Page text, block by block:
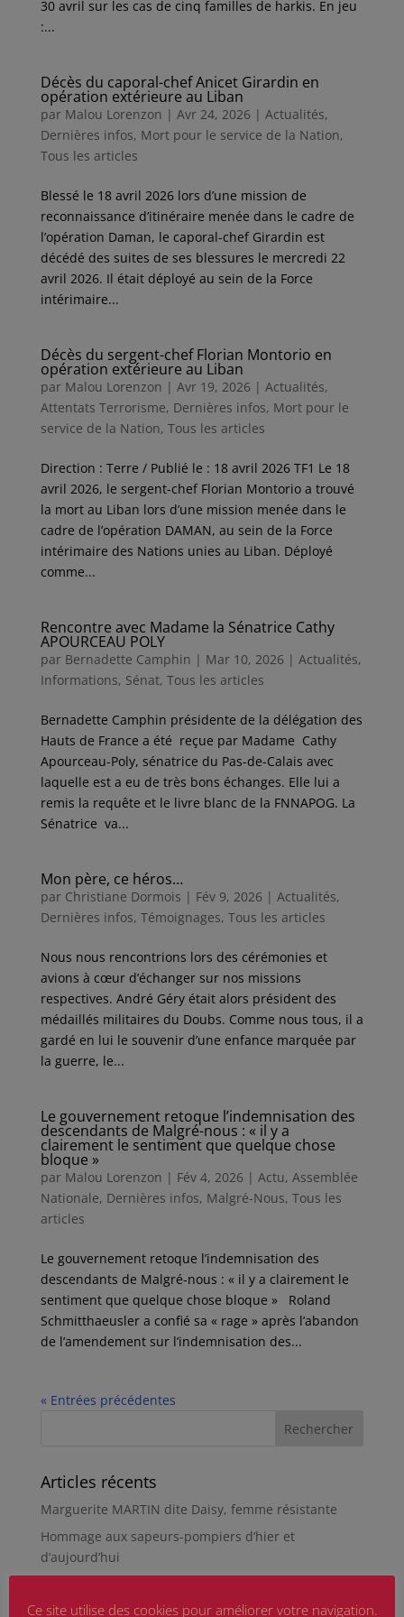
30 avril sur les cas de cinq familles de harkis. En jeu
:...
Décès du caporal-chef Anicet Girardin en
opération extérieure au Liban
par Malou Lorenzon | Avr 24, 2026 | Actualités,
Dernières infos, Mort pour le service de la Nation,
Tous les articles
Blessé le 18 avril 2026 lors d’une mission de
reconnaissance d’itinéraire menée dans le cadre de
l’opération Daman, le caporal-chef Girardin est
décédé des suites de ses blessures le mercredi 22
avril 2026. Il était déployé au sein de la Force
intérimaire...
Décès du sergent-chef Florian Montorio en
opération extérieure au Liban
par Malou Lorenzon | Avr 19, 2026 | Actualités,
Attentats Terrorisme, Dernières infos, Mort pour le
service de la Nation, Tous les articles
Direction : Terre / Publié le : 18 avril 2026 TF1 Le 18
avril 2026, le sergent-chef Florian Montorio a trouvé
la mort au Liban lors d’une mission menée dans le
cadre de l’opération DAMAN, au sein de la Force
intérimaire des Nations unies au Liban. Déployé
comme...
Rencontre avec Madame la Sénatrice Cathy
APOURCEAU POLY
par Bernadette Camphin | Mar 10, 2026 | Actualités,
Informations, Sénat, Tous les articles
Bernadette Camphin présidente de la délégation des
Hauts de France a été reçue par Madame Cathy
Apourceau-Poly, sénatrice du Pas-de-Calais avec
laquelle est a eu de très bons échanges. Elle lui a
remis la requête et le livre blanc de la FNNAPOG. La
Sénatrice va...
Mon père, ce héros…
par Christiane Dormois | Fév 9, 2026 | Actualités,
Dernières infos, Témoignages, Tous les articles
Nous nous rencontrions lors des cérémonies et
avions à cœur d’échanger sur nos missions
respectives. André Géry était alors président des
médaillés militaires du Doubs. Comme nous tous, il a
gardé en lui le souvenir d’une enfance marquée par
la guerre, le...
Le gouvernement retoque l’indemnisation des
descendants de Malgré-nous : « il y a
clairement le sentiment que quelque chose
bloque »
par Malou Lorenzon | Fév 4, 2026 | Actu, Assemblée
Nationale, Dernières infos, Malgré-Nous, Tous les
articles
Le gouvernement retoque l’indemnisation des
descendants de Malgré-nous : « il y a clairement le
sentiment que quelque chose bloque » Roland
Schmitthaeusler a confié sa « rage » après l’abandon
de l’amendement sur l’indemnisation des...
« Entrées précédentes
Articles récents
Marguerite MARTIN dite Daisy, femme résistante
Hommage aux sapeurs-pompiers d’hier et
d’aujourd’hui
Seconde Guerre mondiale, à Moussey ?
Ce site utilise des cookies pour améliorer votre navigation.